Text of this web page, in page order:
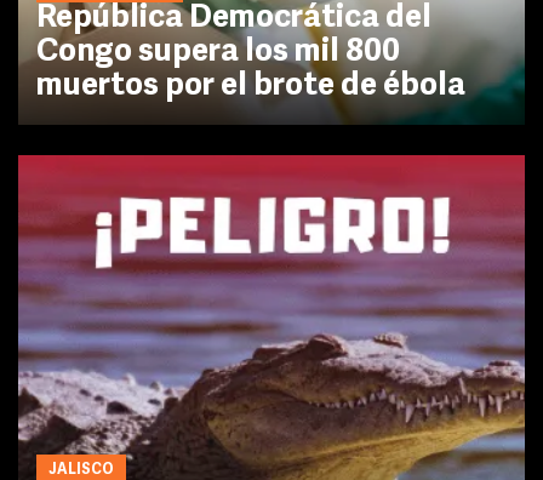
República Democrática del
Congo supera los mil 800
muertos por el brote de ébola
JALISCO